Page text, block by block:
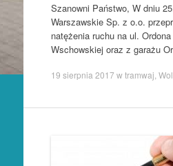
Szanowni Państwo, W dniu
Warszawskie Sp. z o.o.
natężenia ruchu na ul.
Wschowskiej oraz z garażu
19 sierpnia 2017 wtramwaj